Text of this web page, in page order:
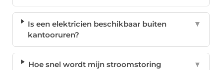
Is een elektricien beschikbaar buiten
kantooruren?
▼
Hoe snel wordt mijn stroomstoring
▼